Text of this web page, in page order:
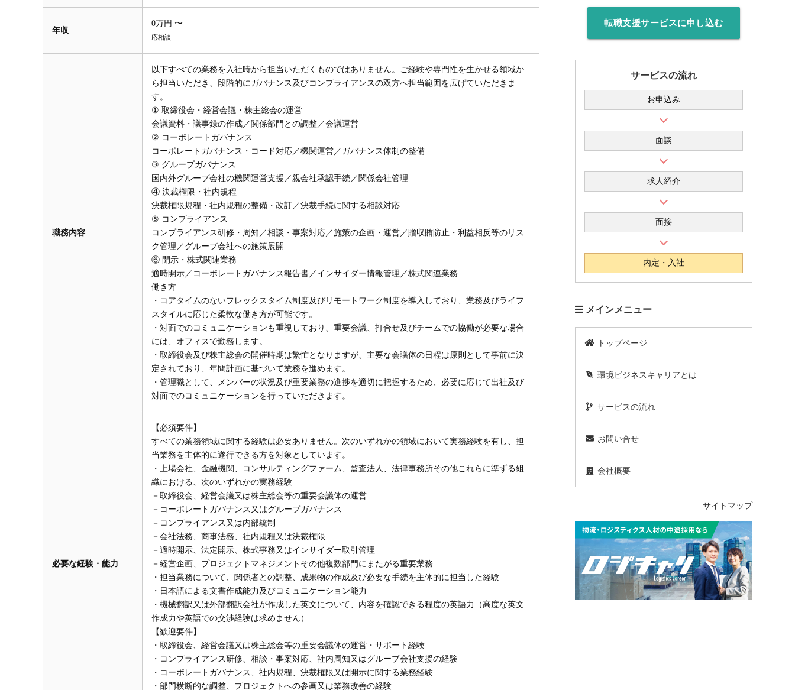
年収
0万円 〜
応相談
職務内容
以下すべての業務を入社時から担当いただくものではありません。ご経験や専門性を生かせる領域か
ら担当いただき、段階的にガバナンス及びコンプライアンスの双方へ担当範囲を広げていただきま
す。
① 取締役会・経営会議・株主総会の運営
会議資料・議事録の作成／関係部門との調整／会議運営
② コーポレートガバナンス
コーポレートガバナンス・コード対応／機関運営／ガバナンス体制の整備
③ グループガバナンス
国内外グループ会社の機関運営支援／親会社承認手続／関係会社管理
④ 決裁権限・社内規程
決裁権限規程・社内規程の整備・改訂／決裁手続に関する相談対応
⑤ コンプライアンス
コンプライアンス研修・周知／相談・事案対応／施策の企画・運営／贈収賄防止・利益相反等のリス
ク管理／グループ会社への施策展開
⑥ 開示・株式関連業務
適時開示／コーポレートガバナンス報告書／インサイダー情報管理／株式関連業務
働き方
・コアタイムのないフレックスタイム制度及びリモートワーク制度を導入しており、業務及びライフ
スタイルに応じた柔軟な働き方が可能です。
・対面でのコミュニケーションも重視しており、重要会議、打合せ及びチームでの協働が必要な場合
には、オフィスで勤務します。
・取締役会及び株主総会の開催時期は繁忙となりますが、主要な会議体の日程は原則として事前に決
定されており、年間計画に基づいて業務を進めます。
・管理職として、メンバーの状況及び重要業務の進捗を適切に把握するため、必要に応じて出社及び
対面でのコミュニケーションを行っていただきます。
必要な経験・能力
【必須要件】
すべての業務領域に関する経験は必要ありません。次のいずれかの領域において実務経験を有し、担
当業務を主体的に遂行できる方を対象としています。
・上場会社、金融機関、コンサルティングファーム、監査法人、法律事務所その他これらに準ずる組
織における、次のいずれかの実務経験
－取締役会、経営会議又は株主総会等の重要会議体の運営
－コーポレートガバナンス又はグループガバナンス
－コンプライアンス又は内部統制
－会社法務、商事法務、社内規程又は決裁権限
－適時開示、法定開示、株式事務又はインサイダー取引管理
－経営企画、プロジェクトマネジメントその他複数部門にまたがる重要業務
・担当業務について、関係者との調整、成果物の作成及び必要な手続を主体的に担当した経験
・日本語による文書作成能力及びコミュニケーション能力
・機械翻訳又は外部翻訳会社が作成した英文について、内容を確認できる程度の英語力（高度な英文
作成力や英語での交渉経験は求めません）
【歓迎要件】
・取締役会、経営会議又は株主総会等の重要会議体の運営・サポート経験
・コンプライアンス研修、相談・事案対応、社内周知又はグループ会社支援の経験
・コーポレートガバナンス、社内規程、決裁権限又は開示に関する業務経験
・部門横断的な調整、プロジェクトへの参画又は業務改善の経験
転職支援サービスに申し込む
サービスの流れ
お申込み
面談
求人紹介
面接
内定・入社
メインメニュー
トップページ
環境ビジネスキャリアとは
サービスの流れ
お問い合せ
会社概要
サイトマップ